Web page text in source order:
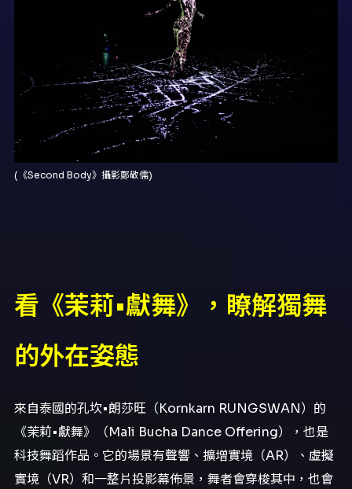
(《Second Body》攝影鄭敬儒)
看《茉莉•獻舞》，瞭解獨舞
的外在姿態
來自泰國的孔坎•朗莎旺（Kornkarn RUNGSWAN）的
《茉莉•獻舞》（Mali Bucha Dance Offering），也是
科技舞蹈作品。它的場景有聲響、擴增實境（AR）、虛擬
實境（VR）和一整片投影幕佈景，舞者會穿梭其中，也會